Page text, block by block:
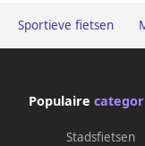
Sportieve fietsen
Populaire
Stadsfietsen